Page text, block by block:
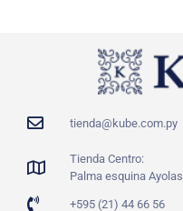
tienda@kube.com.py
Tienda Centro:
Palma esquina Ayolas
+595 (21) 44 66 56